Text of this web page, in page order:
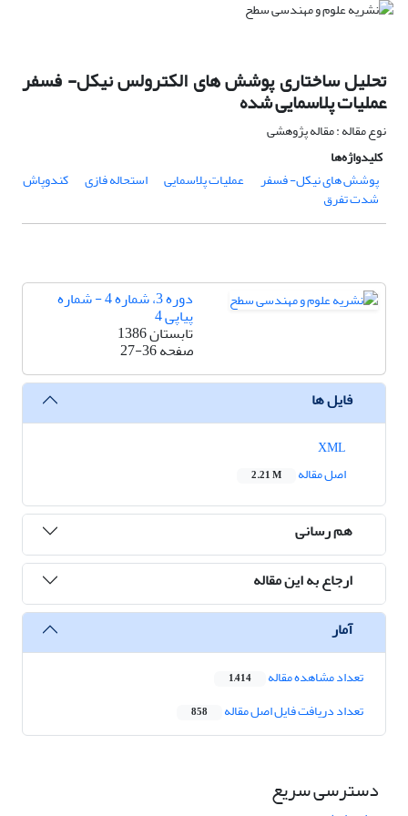
تحلیل ساختاری پوشش های الکترولس نیکل- فسفر
عملیات پلاسمایی شده
نوع مقاله : مقاله پژوهشی
کلیدواژه‌ها
پوشش های نیکل- فسفر
عملیات پلاسمایی استحاله فازی کندوپاش
شدت تفرق
دوره 3، شماره 4 - شماره
پیاپی 4
تابستان 1386
صفحه27-36
فایل ها
اصل مقاله
2.21 M
هم رسانی
ارجاع به این مقاله
آمار
تعداد مشاهده مقاله 1,414
تعداد دریافت فایل اصل مقاله 858
دسترسی سریع